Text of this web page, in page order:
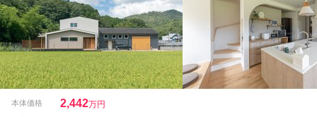
本体価格 2,442万円